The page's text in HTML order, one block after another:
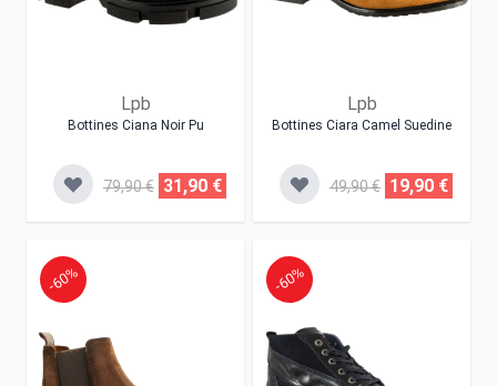
Lpb
Bottines Ciana Noir Pu
79,90 € 31,90 €
Lpb
Bottines Ciara Camel Suedine
49,90 € 19,90 €
-60% -60%